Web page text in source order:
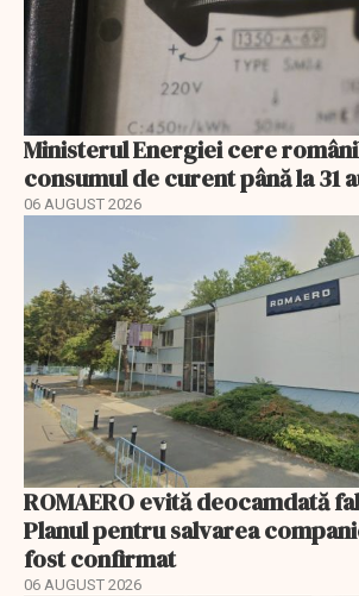
Ministerul Energiei cere
consumul de curent până la 31
06 AUGUST 2026
ROMAERO evită deocamdată
Planul pentru salvarea
fost confirmat
06 AUGUST 2026